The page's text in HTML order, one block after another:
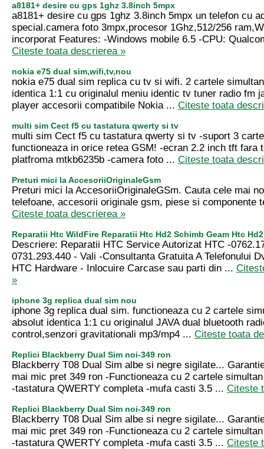
a8181+ desire cu gps 1ghz 3.8inch 5mpx
a8181+ desire cu gps 1ghz 3.8inch 5mpx un telefon cu
special.camera foto 3mpx,procesor 1Ghz,512/256
incorporat Features: -Windows mobile 6.5 -CPU:
Citeste toata descrierea »
nokia e75 dual sim,wifi,tv,nou
nokia e75 dual sim replica cu tv si wifi. 2 cartele
identica 1:1 cu originalul meniu identic tv tuner radio fm
player accesorii compatibile Nokia ... Citeste toata
multi sim Cect f5 cu tastatura qwerty si tv
multi sim Cect f5 cu tastatura qwerty si tv -suport 3
functioneaza in orice retea GSM! -ecran 2.2 inch tft fara
platfroma mtkb6235b -camera foto ... Citeste toata
Preturi mici la AccesoriiOriginaleGsm
Preturi mici la AccesoriiOriginaleGSm. Cauta cele mai
telefoane, accesorii originale gsm, piese si componente
Citeste toata descrierea »
Reparatii Htc WildFire Reparatii Htc Hd2 Schimb Geam Htc Hd2
Descriere: Reparatii HTC Service Autorizat HTC -
0731.293.440 - Vali -Consultanta Gratuita A Telefonului
HTC Hardware - Inlocuire Carcase sau parti din ...
»
iphone 3g replica dual sim nou
iphone 3g replica dual sim. functioneaza cu 2 cartele
absolut identica 1:1 cu originalul JAVA dual bluetooth
control,senzori gravitationali mp3/mp4 ... Citeste toata
Replici Blackberry Dual Sim noi-349 ron
Blackberry T08 Dual Sim albe si negre sigilate...
mai mic pret 349 ron -Functioneaza cu 2 cartele
-tastatura QWERTY completa -mufa casti 3.5 ... Citeste
Replici Blackberry Dual Sim noi-349 ron
Blackberry T08 Dual Sim albe si negre sigilate...
mai mic pret 349 ron -Functioneaza cu 2 cartele
-tastatura QWERTY completa -mufa casti 3.5 ... Citeste